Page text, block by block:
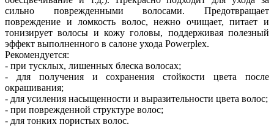
сильно поврежденными волосами. Предотвращает
повреждение и ломкость волос, нежно очищает, питает и
тонизирует волосы и кожу головы, поддерживая полезный
эффект выполненного в салоне ухода Powerplex.
Рекомендуется:
- при тусклых, лишенных блеска волосах;
- для получения и сохранения стойкости цвета после
окрашивания;
- для усиления насыщенности и выразительности цвета волос;
- при поврежденной структуре волос;
- для тонких пористых волос.